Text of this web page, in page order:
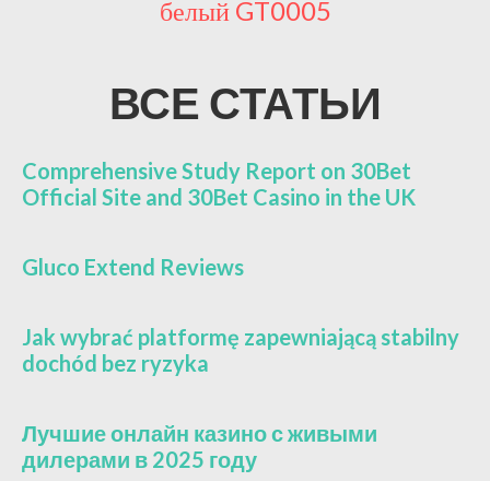
белый GT0005
ВСЕ СТАТЬИ
Comprehensive Study Report on 30Bet
Official Site and 30Bet Casino in the UK
Gluco Extend Reviews
Jak wybrać platformę zapewniającą stabilny
dochód bez ryzyka
Лучшие онлайн казино с живыми
дилерами в 2025 году